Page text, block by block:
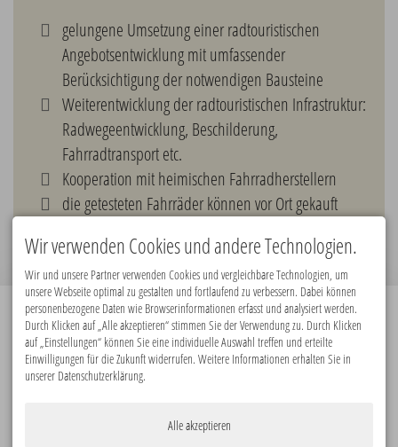
gelungene Umsetzung einer radtouristischen
Angebotsentwicklung mit umfassender
Berücksichtigung der notwendigen Bausteine
Weiterentwicklung der radtouristischen Infrastruktur:
Radwegeentwicklung, Beschilderung,
Fahrradtransport etc.
Kooperation mit heimischen Fahrradherstellern
die getesteten Fahrräder können vor Ort gekauft
Premiumpartner:
Wir verwenden Cookies und andere Technologien.
Wir und unsere Partner verwenden Cookies und vergleichbare Technologien, um
unsere Webseite optimal zu gestalten und fortlaufend zu verbessern. Dabei können
personenbezogene Daten wie Browserinformationen erfasst und analysiert werden.
Durch Klicken auf „Alle akzeptieren“ stimmen Sie der Verwendung zu. Durch Klicken
auf „Einstellungen“ können Sie eine individuelle Auswahl treffen und erteilte
Einwilligungen für die Zukunft widerrufen. Weitere Informationen erhalten Sie in
unserer Datenschutzerklärung.
Alle akzeptieren